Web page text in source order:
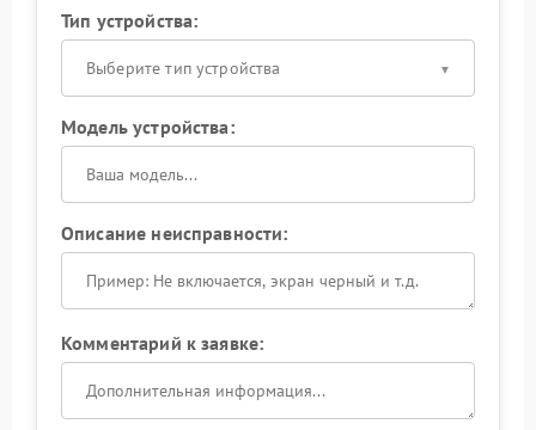
Тип устройства:
Выберите тип устройства
Модель устройства:
Описание неисправности:
Комментарий к заявке: